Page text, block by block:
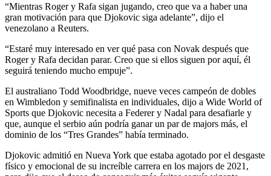
“Mientras Roger y Rafa sigan jugando, creo que va a haber una
gran motivación para que Djokovic siga adelante”, dijo el
venezolano a Reuters.
“Estaré muy interesado en ver qué pasa con Novak después que
Roger y Rafa decidan parar. Creo que si ellos siguen por aquí, él
seguirá teniendo mucho empuje”.
El australiano Todd Woodbridge, nueve veces campeón de dobles
en Wimbledon y semifinalista en individuales, dijo a Wide World of
Sports que Djokovic necesita a Federer y Nadal para desafiarle y
que, aunque el serbio aún podría ganar un par de majors más, el
dominio de los “Tres Grandes” había terminado.
Djokovic admitió en Nueva York que estaba agotado por el desgaste
físico y emocional de su increíble carrera en los majors de 2021,